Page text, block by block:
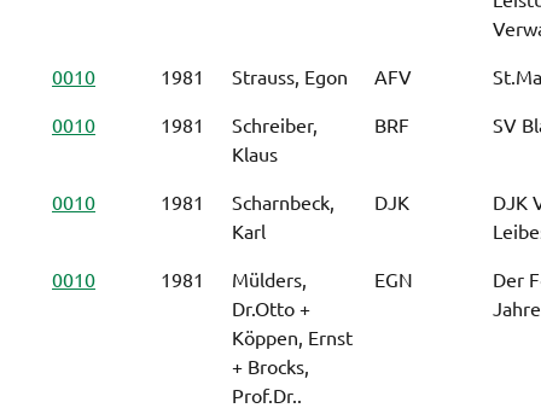
0010
1981 Strauss, Egon AFV
0010
1981
Schreiber,
Klaus
BRF SV
0010 1981
Scharnbeck,
Karl
DJK
DJK
0010
1981
Mülders,
Dr.Otto +
Köppen, Ernst
+ Brocks,
Prof.Dr..
EGN
Der